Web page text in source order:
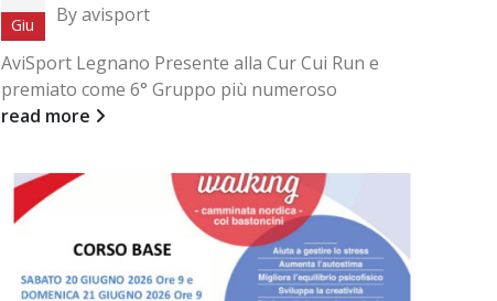
Giu Byavisport
AviSport Legnano Presente alla Cur Cui Run e
premiato come 6° Gruppo più numeroso
read more